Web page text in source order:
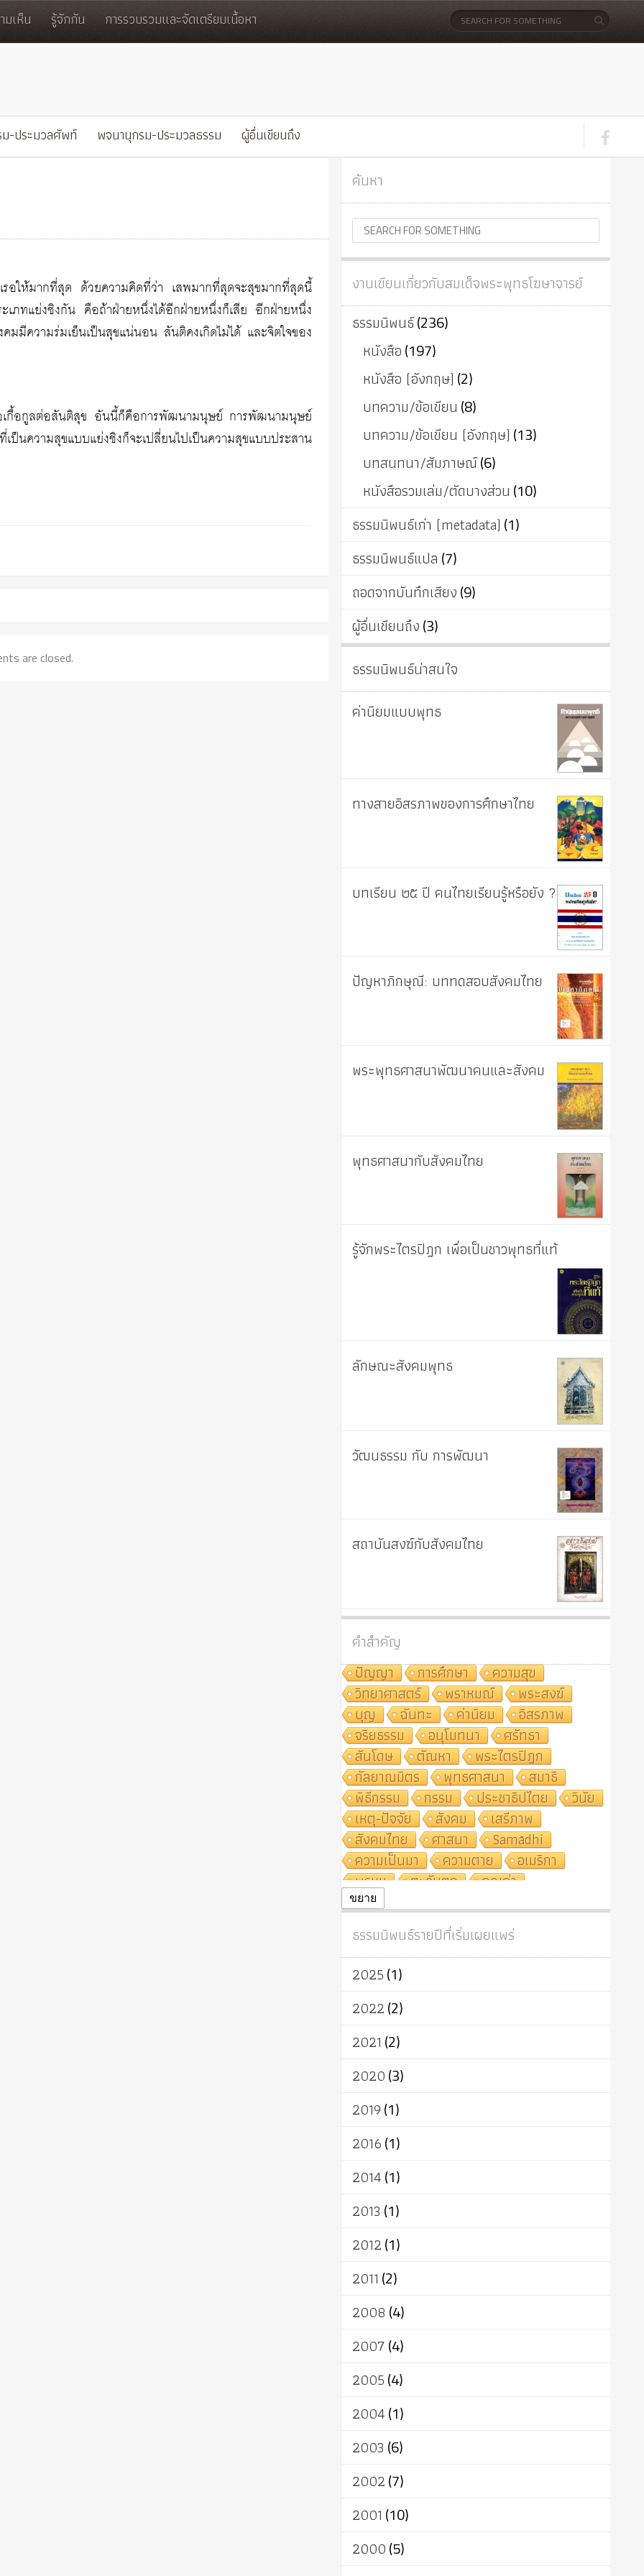
เห็น รู้จักกัน การรวบรวมและจัดเตรียมเนื้อหา
-ประมวลศัพท์ พจนานุกรม-ประมวลธรรม ผู้อื่นเขียนถึง
รอให้มากที่สุด ด้วยความคิดที่ว่า เสพมากที่สุดจะสุขมากที่สุดนี้
ะเภทแย่งชิงกัน คือถ้าฝ่ายหนึ่งได้อีกฝ่ายหนึ่งก็เสีย อีกฝ่ายหนึ่ง
มีความร่มเย็นเป็นสุขแน่นอน สันติคงเกิดไม่ได้ และจิตใจของ
อเกื้อกูลต่อสันติสุข อันนี้ก็คือการพัฒนามนุษย์ การพัฒนามนุษย์
ามสุขแบบแย่งชิงก็จะเปลี่ยนไปเป็นความสุขแบบประสาน
are closed.
ค้นหา
งานเขียนเกี่ยวกับสมเด็จพระพุทธโฆษาจารย์
ธรรมนิพนธ์(236)
หนังสือ(197)
หนังสือ (อังกฤษ) (2)
บทความ/ข้อเขียน (8)
บทความ/ข้อเขียน (อังกฤษ) (13)
บทสนทนา/สัมภาษณ์(6)
หนังสือรวมเล่ม/ตัดบางส่วน (10)
ธรรมนิพนธ์เก่า (metadata) (1)
ธรรมนิพนธ์แปล (7)
ถอดจากบันทึกเสียง(9)
ผู้อื่นเขียนถึง(3)
ธรรมนิพนธ์น่าสนใจ
ค่านิยมแบบพุทธ
ทางสายอิสรภาพของการศึกษาไทย
บทเรียน ๒๕ ปี คนไทยเรียนรู้หรือยัง ?
ปัญหาภิกษุณี: บททดสอบสังคมไทย
พระพุทธศาสนาพัฒนาคนและสังคม
พุทธศาสนากับสังคมไทย
รู้จักพระไตรปิฎก เพื่อเป็นชาวพุทธที่แท้
ลักษณะสังคมพุทธ
วัฒนธรรม กับ การพัฒนา
สถาบันสงฆ์กับสังคมไทย
คำสำคัญ
ปัญญา
การศึกษา
ความสุข
วิทยาศาสตร์
พราหมณ์
พระสงฆ์
บุญ
ฉันทะ ค่านิยม
อิสรภาพ
จริยธรรม
อนุโมทนา
ศรัทธา
สันโดษ
ตัณหา
พระไตรปิฎก
กัลยาณมิตร
พุทธศาสนา
สมาธิ
พิธีกรรม
กรรม ประชาธิปไตย
วินัย
เหตุ-ปัจจัย
สังคม
เสรีภาพ
สังคมไทย
ศาสนา
Samādhi
ความเป็นมา
ความตาย
อเมริกา
พรหม
ตะวันตก
คุณค่า
ปฏิจจสมุปบาท
ศาสนาประจำชาติ
ผู้บริโภค
ธรรมาธิปไตย
การแยกรัฐกับศาสนา
ธรรมชาติ
เทคโนโลยี
พุทธบริษัท
วัฒนธรรม
ขยาย
ธรรมนิพนธ์รายปีที่เริ่มเผยแพร่
2025(1)
2022(2)
2021 (2)
2020(3)
2019(1)
2016(1)
2014(1)
2013 (1)
2012(1)
2011 (2)
2008 (4)
2007(4)
2005(4)
2004(1)
2003 (6)
2002(7)
2001 (10)
2000(5)